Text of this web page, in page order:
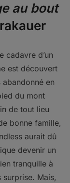
au bout
cadavre d’un
est découvert
abandonné en
du mont
de tout lieu
bonne famille,
aurait dû
devenir un
tranquille à
surprise. Mais,